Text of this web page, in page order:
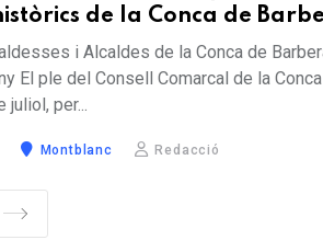
de la Conca de
i Alcaldes de la Conca de
El ple del Consell Comarcal de la
per...
Montblanc Redacció